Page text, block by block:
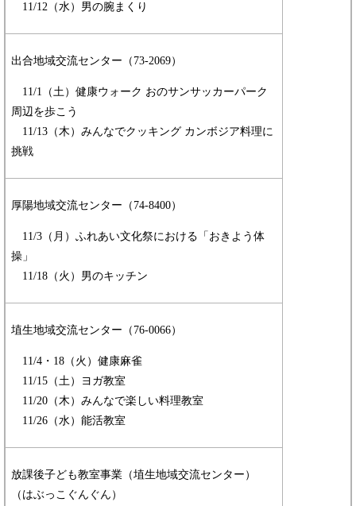
​ 11/12（水）男の腕まくり
出合地域交流センター（73-2069）
11/1（土）健康ウォーク おのサンサッカーパーク
周辺を歩こう
​ 11/13（木）みんなでクッキング カンボジア料理に
挑戦
厚陽地域交流センター（74-8400）
11/3（月）ふれあい文化祭における「おきよう体
操」
​ 11/18（火）男のキッチン
埴生地域交流センター（76-0066）
11/4・18（火）健康麻雀
11/15（土）ヨガ教室
​ 11/20（木）みんなで楽しい料理教室
​ 11/26（水）能活教室
放課後子ども教室事業（埴生地域交流センター）
（はぶっこぐんぐん）